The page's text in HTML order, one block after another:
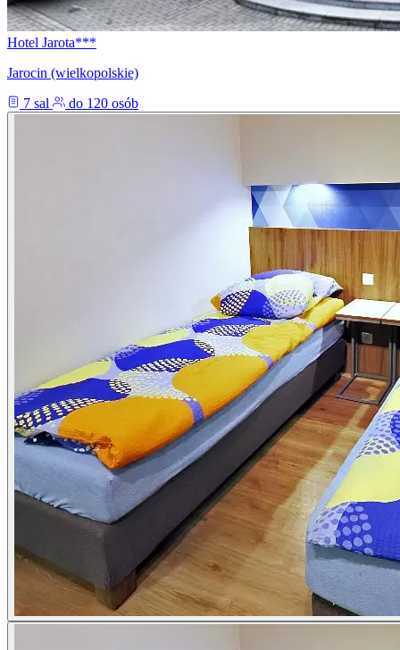
Hotel Jarota***
Jarocin (wielkopolskie)
7 sal
do 120 osób